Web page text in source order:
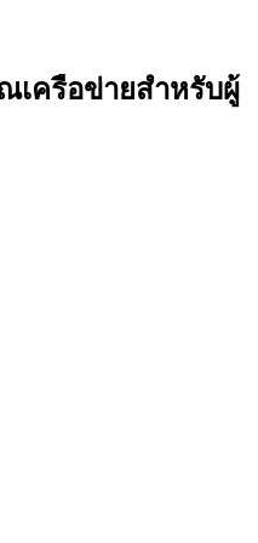
เครือข่ายสําหรับผู้